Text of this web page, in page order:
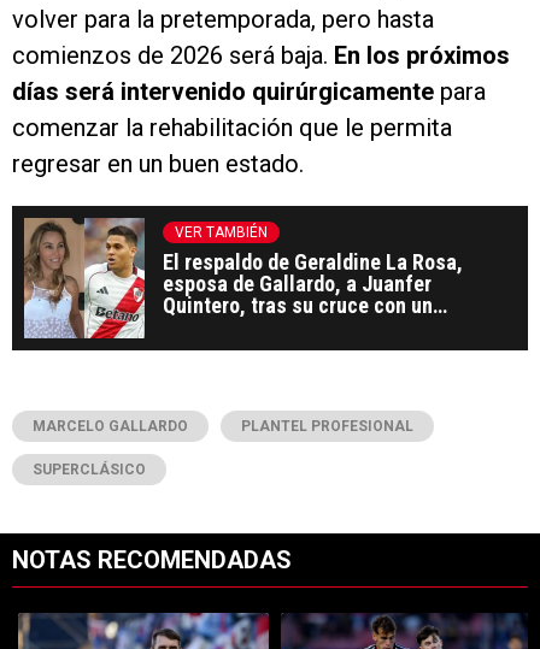
volver para la pretemporada, pero hasta
comienzos de 2026 será baja. En los próximos
días será intervenido quirúrgicamente para
comenzar la rehabilitación que le permita
regresar en un buen estado.
VER TAMBIÉN
El respaldo de Geraldine La Rosa,
esposa de Gallardo, a Juanfer
Quintero, tras su cruce con un
MARCELO GALLARDO PLANTEL PROFESIONAL
SUPERCLÁSICO
NOTAS RECOMENDADAS
Un artículo de tendencia con el título "Qué dijo Coudet sobre los
Un artículo de tendencia con el